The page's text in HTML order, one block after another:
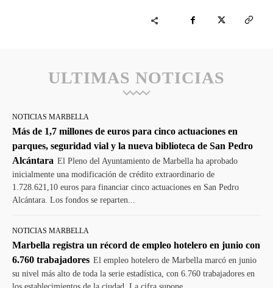
ULTIMAS NOTICIAS
NOTICIAS MARBELLA
Más de 1,7 millones de euros para cinco actuaciones en
parques, seguridad vial y la nueva biblioteca de San Pedro
Alcántara El Pleno del Ayuntamiento de Marbella ha aprobado
inicialmente una modificación de crédito extraordinario de
1.728.621,10 euros para financiar cinco actuaciones en San Pedro
Alcántara. Los fondos se reparten...
NOTICIAS MARBELLA
Marbella registra un récord de empleo hotelero en junio con
6.760 trabajadores El empleo hotelero de Marbella marcó en junio
su nivel más alto de toda la serie estadística, con 6.760 trabajadores en